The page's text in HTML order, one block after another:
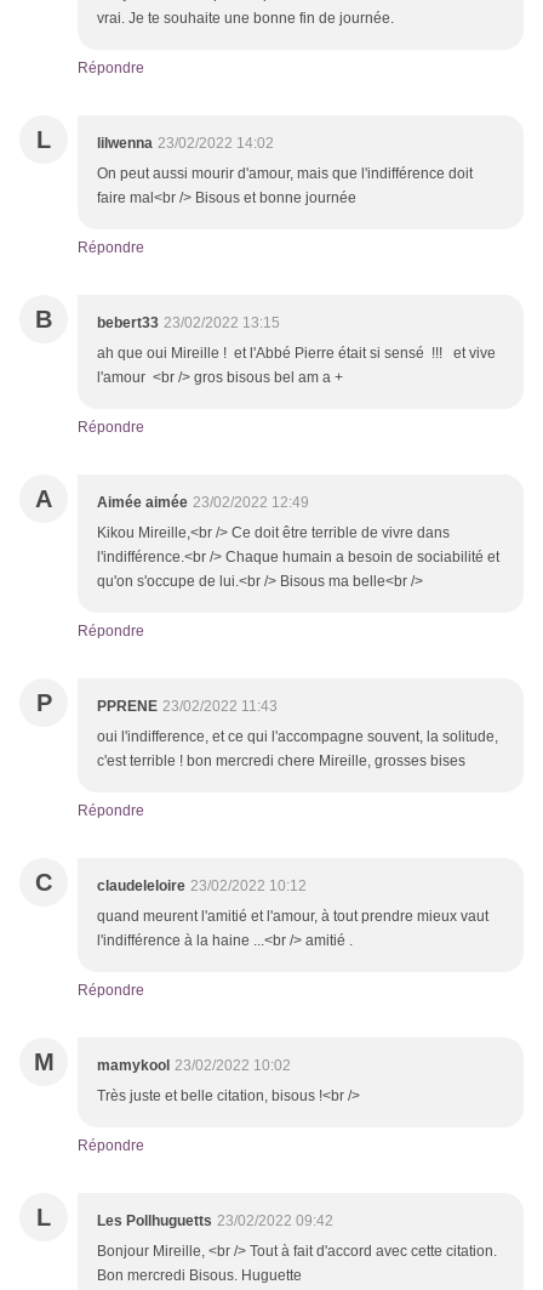
vrai. Je te souhaite une bonne fin de journée.
Répondre
L lilwenna 23/02/2022 14:02
On peut aussi mourir d'amour, mais que l'indifférence doit
faire mal<br /> Bisous et bonne journée
Répondre
B bebert33 23/02/2022 13:15
ah que oui Mireille ! et l'Abbé Pierre était si sensé !!! et vive
l'amour <br /> gros bisous bel am a +
Répondre
A Aimée aimée 23/02/2022 12:49
Kikou Mireille,<br /> Ce doit être terrible de vivre dans
l'indifférence.<br /> Chaque humain a besoin de sociabilité et
qu'on s'occupe de lui.<br /> Bisous ma belle<br />
Répondre
P PPRENE 23/02/2022 11:43
oui l'indifference, et ce qui l'accompagne souvent, la solitude,
c'est terrible ! bon mercredi chere Mireille, grosses bises
Répondre
C claudeleloire 23/02/2022 10:12
quand meurent l'amitié et l'amour, à tout prendre mieux vaut
l'indifférence à la haine ...<br /> amitié .
Répondre
M mamykool 23/02/2022 10:02
Très juste et belle citation, bisous !<br />
Répondre
L Les Pollhuguetts 23/02/2022 09:42
Bonjour Mireille, <br /> Tout à fait d'accord avec cette citation.
Bon mercredi Bisous. Huguette